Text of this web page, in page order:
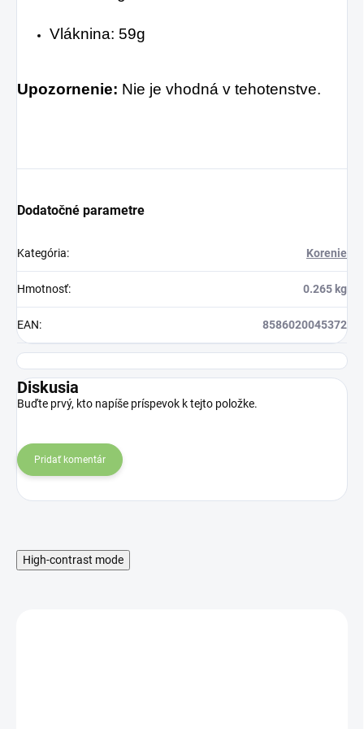
Vláknina: 59g
Upozornenie: Nie je vhodná v tehotenstve.
Dodatočné parametre
Kategória: Korenie
Hmotnosť: 0.265 kg
EAN: 8586020045372
Diskusia
Buďte prvý, kto napíše príspevok k tejto položke.
Pridať komentár
High-contrast mode